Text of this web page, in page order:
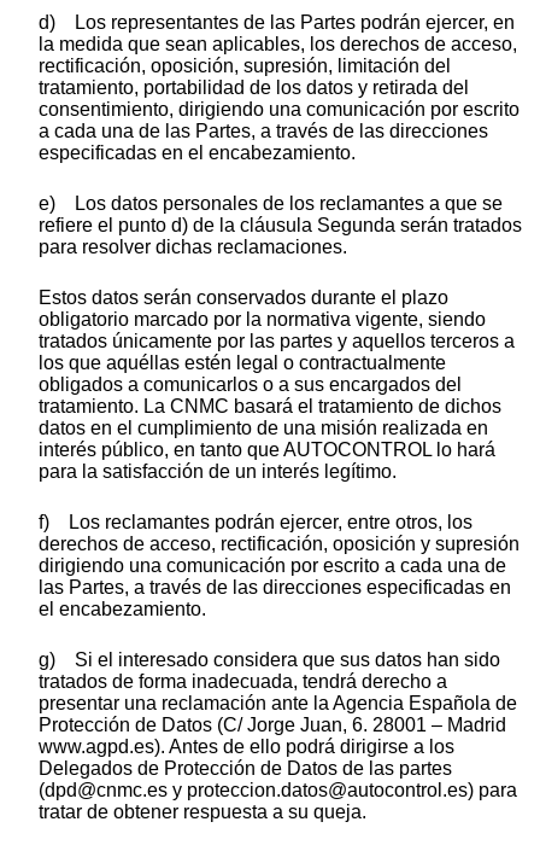
d) Los representantes de las Partes podrán ejercer, en
la medida que sean aplicables, los derechos de acceso,
rectificación, oposición, supresión, limitación del
tratamiento, portabilidad de los datos y retirada del
consentimiento, dirigiendo una comunicación por escrito
a cada una de las Partes, a través de las direcciones
especificadas en el encabezamiento.
e) Los datos personales de los reclamantes a que se
refiere el punto d) de la cláusula Segunda serán tratados
para resolver dichas reclamaciones.
Estos datos serán conservados durante el plazo
obligatorio marcado por la normativa vigente, siendo
tratados únicamente por las partes y aquellos terceros a
los que aquéllas estén legal o contractualmente
obligados a comunicarlos o a sus encargados del
tratamiento. La CNMC basará el tratamiento de dichos
datos en el cumplimiento de una misión realizada en
interés público, en tanto que AUTOCONTROL lo hará
para la satisfacción de un interés legítimo.
f) Los reclamantes podrán ejercer, entre otros, los
derechos de acceso, rectificación, oposición y supresión
dirigiendo una comunicación por escrito a cada una de
las Partes, a través de las direcciones especificadas en
el encabezamiento.
g) Si el interesado considera que sus datos han sido
tratados de forma inadecuada, tendrá derecho a
presentar una reclamación ante la Agencia Española de
Protección de Datos (C/ Jorge Juan, 6. 28001 – Madrid
www.agpd.es). Antes de ello podrá dirigirse a los
Delegados de Protección de Datos de las partes
(dpd@cnmc.es y proteccion.datos@autocontrol.es) para
tratar de obtener respuesta a su queja.